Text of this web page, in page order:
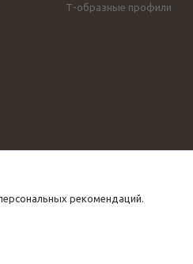
Т-образные профили
рекомендаций.